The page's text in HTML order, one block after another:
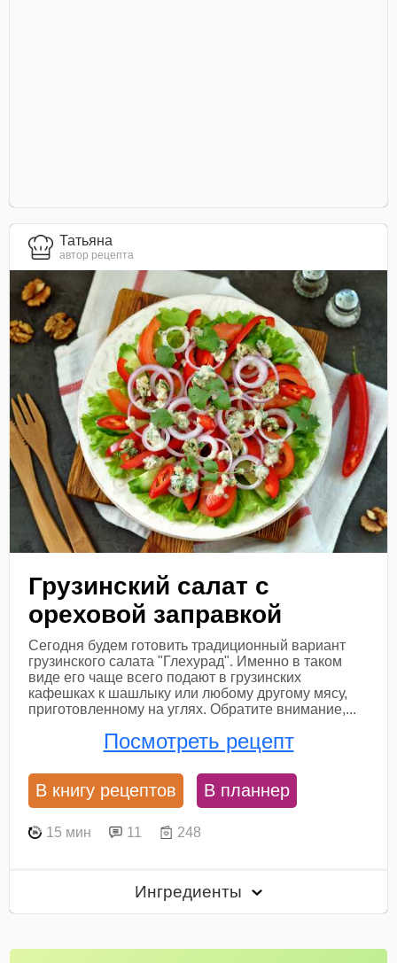
Татьяна
автор рецепта
Грузинский салат с
ореховой заправкой
Сегодня будем готовить традиционный вариант
грузинского салата "Глехурад". Именно в таком
виде его чаще всего подают в грузинских
кафешках к шашлыку или любому другому мясу,
приготовленному на углях. Обратите внимание,...
Посмотреть рецепт
В книгу рецептов В планнер
15 мин 11 248
Ингредиенты